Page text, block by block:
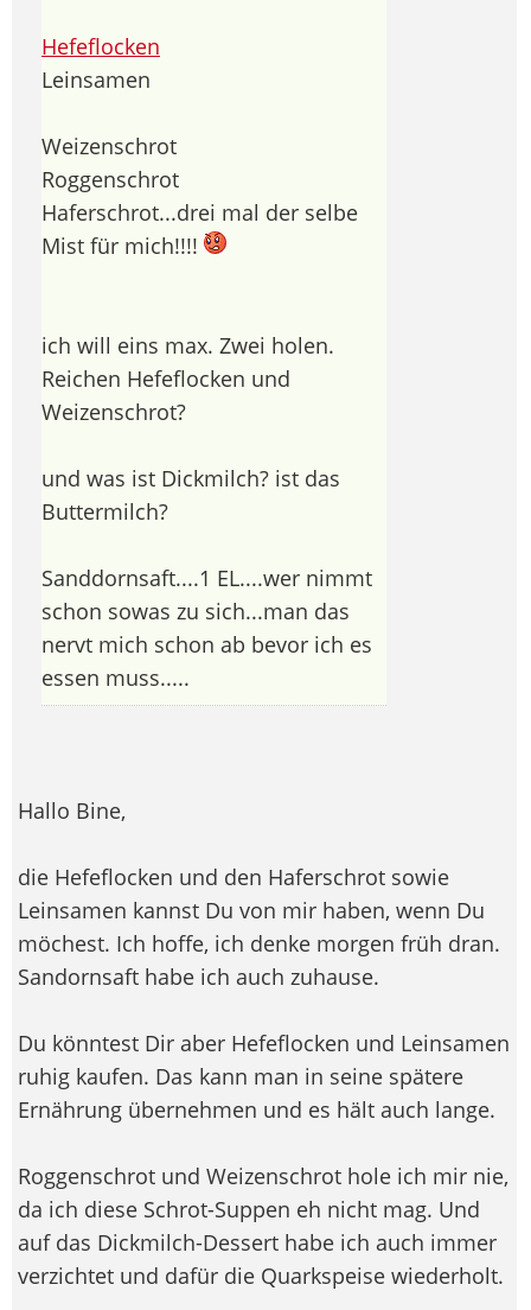
Hefeflocken
Leinsamen
Weizenschrot
Roggenschrot
Haferschrot...drei mal der selbe
Mist für mich!!!!
ich will eins max. Zwei holen.
Reichen Hefeflocken und
Weizenschrot?
und was ist Dickmilch? ist das
Buttermilch?
Sanddornsaft....1 EL....wer nimmt
schon sowas zu sich...man das
nervt mich schon ab bevor ich es
essen muss.....
Hallo Bine,
die Hefeflocken und den Haferschrot sowie
Leinsamen kannst Du von mir haben, wenn Du
möchest. Ich hoffe, ich denke morgen früh dran.
Sandornsaft habe ich auch zuhause.
Du könntest Dir aber Hefeflocken und Leinsamen
ruhig kaufen. Das kann man in seine spätere
Ernährung übernehmen und es hält auch lange.
Roggenschrot und Weizenschrot hole ich mir nie,
da ich diese Schrot-Suppen eh nicht mag. Und
auf das Dickmilch-Dessert habe ich auch immer
verzichtet und dafür die Quarkspeise wiederholt.